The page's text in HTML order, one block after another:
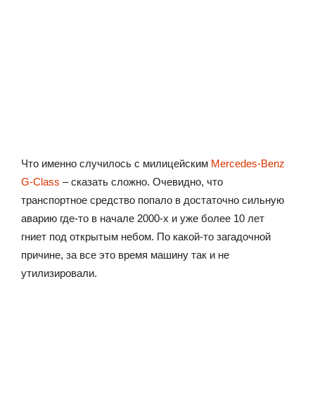
Что именно случилось с милицейским Mercedes-Benz
G-Class – сказать сложно. Очевидно, что
транспортное средство попало в достаточно сильную
аварию где-то в начале 2000-х и уже более 10 лет
гниет под открытым небом. По какой-то загадочной
причине, за все это время машину так и не
утилизировали.